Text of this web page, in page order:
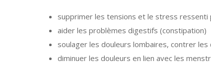
supprimer les tensions et le stress ressenti
aider les problèmes digestifs (constipation)
soulager les douleurs lombaires, contrer
diminuer les douleurs en lien avec les